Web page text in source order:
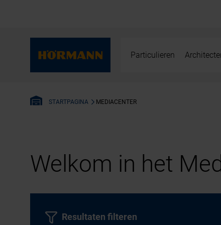
Particulieren
STARTPAGINA MEDIACENTER
Welkom in het
Resultaten filteren